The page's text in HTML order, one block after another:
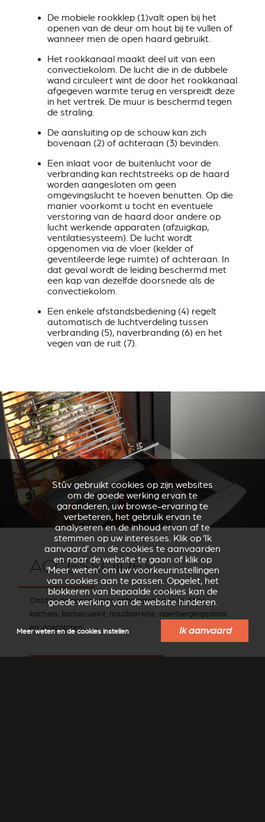
De mobiele rookklep (1)valt open bij het
openen van de deur om hout bij te vullen of
wanneer men de open haard gebruikt.
Het rookkanaal maakt deel uit van een
convectiekolom. De lucht die in de dubbele
wand circuleert wint de door het rookkanaal
afgegeven warmte terug en verspreidt deze
in het vertrek. De muur is beschermd tegen
de straling.
De aansluiting op de schouw kan zich
bovenaan (2) of achteraan (3) bevinden.
Een inlaat voor de buitenlucht voor de
verbranding kan rechtstreeks op de haard
worden aangesloten om geen
omgevingslucht te hoeven benutten. Op die
manier voorkomt u tocht en eventuele
verstoring van de haard door andere op
lucht werkende apparaten (afzuigkap,
ventilatiesysteem). De lucht wordt
opgenomen via de vloer (kelder of
geventileerde lege ruimte) of achteraan. In
dat geval wordt de leiding beschermd met
een kap van dezelfde doorsnede als de
convectiekolom.
Een enkele afstandsbediening (4) regelt
automatisch de luchtverdeling tussen
verbranding (5), naverbranding (6) en het
vegen van de ruit (7).
ACCESSOIRES
Ontdek de accessoires ontworpen voor de Stûv
kachels: barbecuekit, houtkarretje, operbergingsdoos
en vloerplaten.
Stûv gebruikt cookies op zijn websites
om de goede werking ervan te
garanderen, uw browse-ervaring te
verbeteren, het gebruik ervan te
analyseren en de inhoud ervan af te
stemmen op uw interesses. Klik op ‘Ik
aanvaard’ om de cookies te aanvaarden
en naar de website te gaan of klik op
‘Meer weten’ om uw voorkeurinstellingen
van cookies aan te passen. Opgelet, het
blokkeren van bepaalde cookies kan de
goede werking van de website hinderen.
Meer weten en de cookies instellen Ik aanvaard